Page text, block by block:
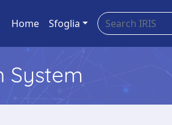
Home Sfoglia
System